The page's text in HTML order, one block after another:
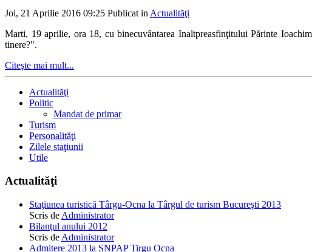
Joi, 21 Aprilie 2016 09:25 Publicat in Actualităţi
Marti, 19 aprilie, ora 18, cu binecuvântarea Inaltpreasfinţitului Părinte
tinere?".
Citeşte mai mult...
Actualităţi
Politic
Mandat de primar
Turism
Personalităţi
Zilele staţiunii
Utile
Actualităţi
Staţiunea turistică Târgu-Ocna la Târgul de turism Bucureşti 2013
Scris de Administrator
Bilanţul anului 2012
Scris de Administrator
Admitere 2013 la SNPAP Tirgu Ocna